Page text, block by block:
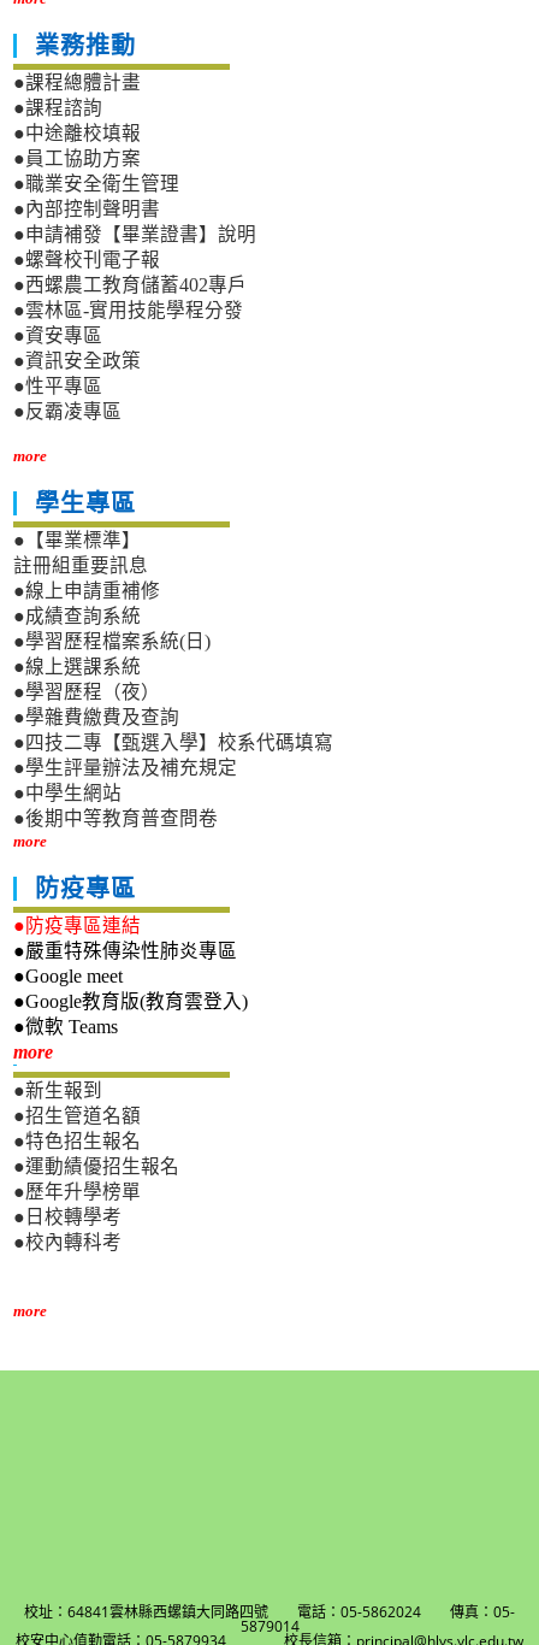
業務推動
●課程總體計畫
●課程諮詢
●中途離校填報
●員工協助方案
●職業安全衛生管理
●內部控制聲明書
●申請補發【畢業證書】說明
●螺聲校刊電子報
●西螺農工教育儲蓄402專戶
●雲林區-實用技能學程分發
●資安專區
●資訊安全政策
●性平專區
●反霸凌專區
more
學生專區
●【畢業標準】
註冊組重要訊息
●線上申請重補修
●成績查詢系統
●學習歷程檔案系統(日)
●線上選課系統
●學習歷程（夜）
●學雜費繳費及查詢
●四技二專【甄選入學】校系代碼填寫
●學生評量辦法及補充規定
●中學生網站
●後期中等教育普查問卷
more
防疫專區
●防疫專區連結
●嚴重特殊傳染性肺炎專區
●Google meet
●Google教育版(教育雲登入)
●微軟 Teams
more新生專區
●新生報到
●招生管道名額
●特色招生報名
●運動績優招生報名
●歷年升學榜單
●日校轉學考
●校內轉科考
more
校址：64841雲林縣西螺鎮大同路四號 電話：05-5862024 傳真：05-
5879014
校安中心值勤電話：05-5879934 校長信箱：principal@hlvs.ylc.edu.tw